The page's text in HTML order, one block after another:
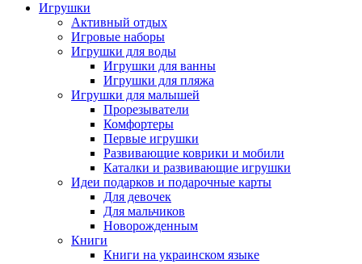
Игрушки
Активный отдых
Игровые наборы
Игрушки для воды
Игрушки для ванны
Игрушки для пляжа
Игрушки для малышей
Прорезыватели
Комфортеры
Первые игрушки
Развивающие коврики и мобили
Каталки и развивающие игрушки
Идеи подарков и подарочные карты
Для девочек
Для мальчиков
Новорожденным
Книги
Книги на украинском языке